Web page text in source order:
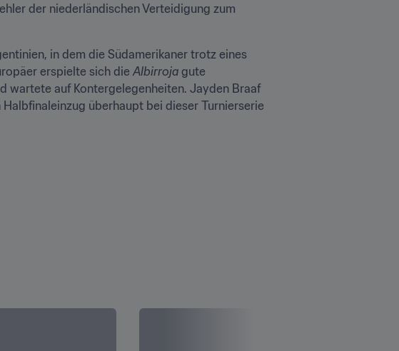
der niederländischen Verteidigung zum
in dem die Südamerikaner trotz eines
erspielte sich die Albirroja gute
wartete auf Kontergelegenheiten. Jayden Braaf
überhaupt bei dieser Turnierserie